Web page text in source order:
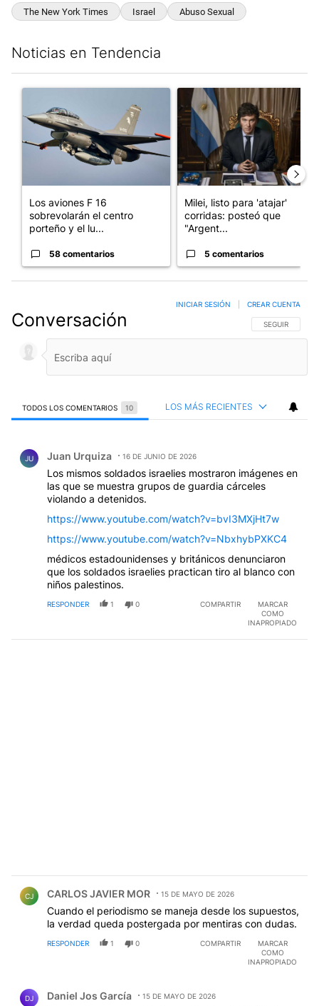
The New York Times Israel Abuso Sexual
Noticias en Tendencia
Un artículo de tendencia con el título "Los aviones F 16
Los aviones F 16
sobrevolarán el centro
porteño y el lu...
58 comentarios
Un artículo de tendencia
Milei, listo para 'atajar'
corridas: posteó que
"Argent...
5 comentarios
Conversación SIGA ESTA
SEGUIR
INICIAR SESIÓN CREAR CUENTA
TODOS LOS COMENTARIOS 10 LOS MÁS RECIENTES
JU Juan Urquiza 16 DE JUNIO DE 2026
Los mismos soldados israelies mostraron imágenes en
las que se muestra grupos de guardia cárceles
violando a detenidos.
https://www.youtube.com/watch?v=bvI3MXjHt7w
https://www.youtube.com/watch?v=NbxhybPXKC4
médicos estadounidenses y británicos denunciaron
que los soldados israelies practican tiro al blanco con
niños palestinos.
RESPONDER 1 0 COMPARTIR
MARCAR
COMO
INAPROPIADO
CJ CARLOS JAVIER MOR 15 DE MAYO DE 2026
Cuando el periodismo se maneja desde los supuestos,
la verdad queda postergada por mentiras con dudas.
RESPONDER 1 0 COMPARTIR
MARCAR
COMO
INAPROPIADO
DJ Daniel Jos García 15 DE MAYO DE 2026